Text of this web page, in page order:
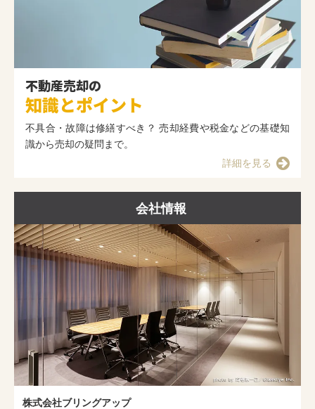
不動産売却の
知識とポイント
不具合・故障は修繕すべき？ 売却経費や税金などの基礎知
識から売却の疑問まで。
詳細を見る
会社情報
株式会社ブリングアップ